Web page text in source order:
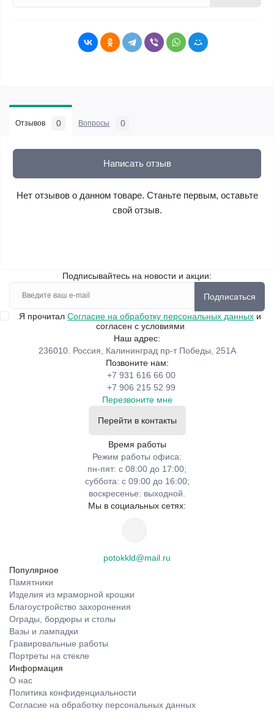
Отзывов 0 Вопросы 0
Написать отзыв
Нет отзывов о данном товаре. Станьте первым, оставьте
свой отзыв.
Подписывайтесь на новости и акции:
Подписаться
Я прочитал Согласие на обработку персональных данных и
согласен с условиями
Наш адрес:
236010. Россия, Калининград пр-т Победы, 251А
Позвоните нам:
+7 931 616 66 00
+7 906 215 52 99
Перезвоните мне
Перейти в контакты
Время работы
Режим работы офиса:
пн-пят: с 08:00 до 17:00;
суббота: с 09:00 до 16:00;
воскресенье: выходной.
Мы в социальных сетях:
potokkld@mail.ru
Популярное
Памятники
Изделия из мраморной крошки
Благоустройство захоронения
Ограды, бордюры и столы
Вазы и лампадки
Гравировальные работы
Портреты на стекле
Информация
О нас
Политика конфиденциальности
Согласие на обработку персональных данных